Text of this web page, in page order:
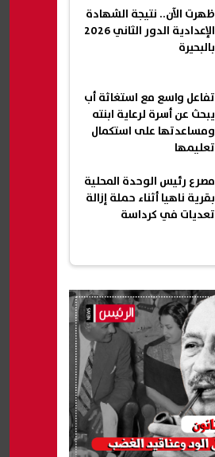
ظهرت الآن.. نتيجة الشهادة
الإعدادية الدور الثاني 2026
بالبحيرة
تفاعل واسع مع استغاثة أب
يبحث عن أسرة لرعاية ابنته
ومساعدتها على استكمال
تعليمها
مصرع رئيس الوحدة المحلية
بقرية ناهيا أثناء حملة إزالة
تعديات في كرداسة